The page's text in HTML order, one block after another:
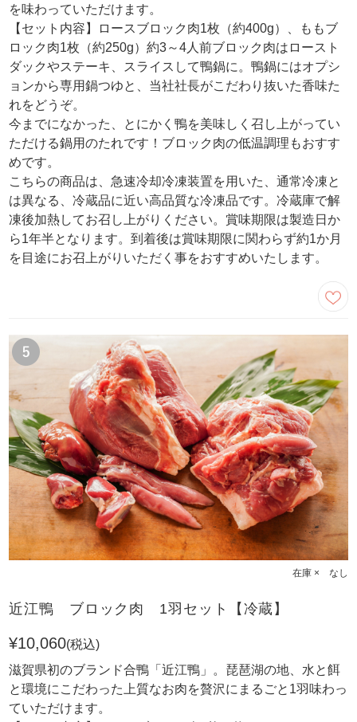
を味わっていただけます。
【セット内容】ロースブロック肉1枚（約400g）、ももブ
ロック肉1枚（約250g）約3～4人前ブロック肉はロースト
ダックやステーキ、スライスして鴨鍋に。鴨鍋にはオプシ
ョンから専用鍋つゆと、当社社長がこだわり抜いた香味た
れをどうぞ。
今までになかった、とにかく鴨を美味しく召し上がってい
ただける鍋用のたれです！ブロック肉の低温調理もおすす
めです。
こちらの商品は、急速冷却冷凍装置を用いた、通常冷凍と
は異なる、冷蔵品に近い高品質な冷凍品です。冷蔵庫で解
凍後加熱してお召し上がりください。賞味期限は製造日か
ら1年半となります。到着後は賞味期限に関わらず約1か月
を目途にお召上がりいただく事をおすすめいたします。
在庫 × なし
近江鴨 ブロック肉 1羽セット【冷蔵】
¥10,060(税込)
滋賀県初のブランド合鴨「近江鴨」。琵琶湖の地、水と餌
と環境にこだわった上質なお肉を贅沢にまるごと1羽味わっ
ていただけます。